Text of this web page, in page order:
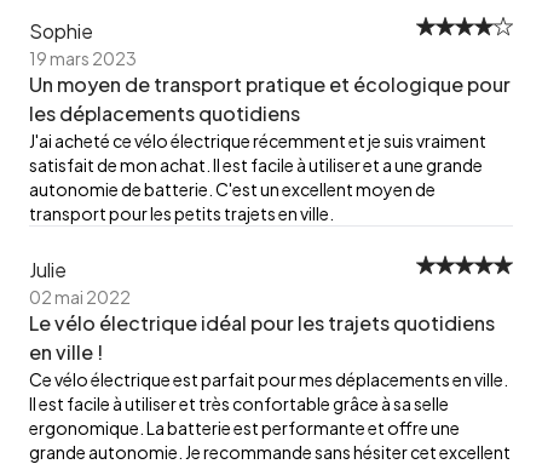
Sophie
19 mars 2023
Un moyen de transport pratique et écologique pour
les déplacements quotidiens
J'ai acheté ce vélo électrique récemment et je suis vraiment
satisfait de mon achat. Il est facile à utiliser et a une grande
autonomie de batterie. C'est un excellent moyen de
transport pour les petits trajets en ville.
Julie
02 mai 2022
Le vélo électrique idéal pour les trajets quotidiens
en ville !
Ce vélo électrique est parfait pour mes déplacements en ville.
Il est facile à utiliser et très confortable grâce à sa selle
ergonomique. La batterie est performante et offre une
grande autonomie. Je recommande sans hésiter cet excellent